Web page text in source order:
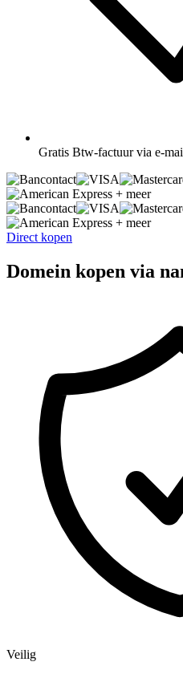
Gratis Btw-factuur via e-
+ meer
+ meer
Direct kopen
Domein kopen via
Veilig